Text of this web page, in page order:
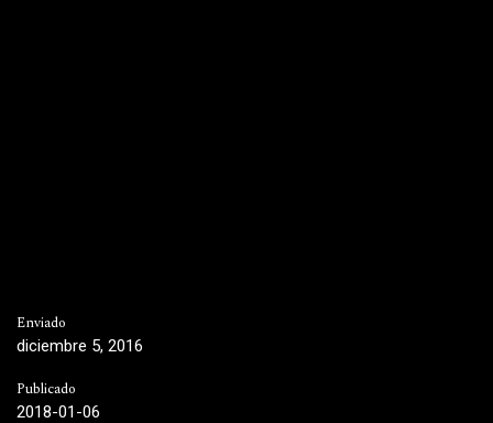
Enviado
diciembre 5, 2016
Publicado
2018-01-06